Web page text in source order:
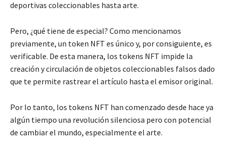
deportivas coleccionables hasta arte.
Pero, ¿qué tiene de especial? Como mencionamos
previamente, un token NFT es único y, por consiguiente, es
verificable. De esta manera, los tokens NFT impide la
creación y circulación de objetos coleccionables falsos dado
que te permite rastrear el artículo hasta el emisor original.
Por lo tanto, los tokens NFT han comenzado desde hace ya
algún tiempo una revolución silenciosa pero con potencial
de cambiar el mundo, especialmente el arte.